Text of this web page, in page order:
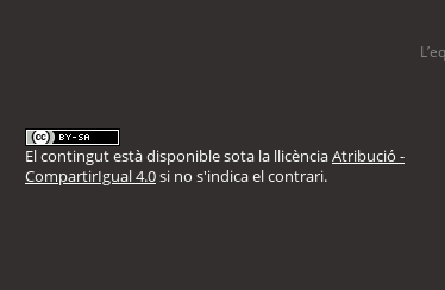
El contingut està disponible sota la llicènciaAtribució -
CompartirIgual 4.0si no s'indica el contrari.